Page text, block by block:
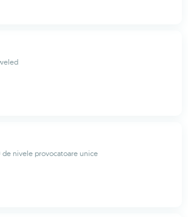
de nivele provocatoare unice